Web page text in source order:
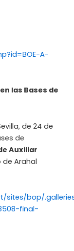
A-
las Bases de
de 24 de
de
Auxiliar
de Arahal
sites/bop/
final-